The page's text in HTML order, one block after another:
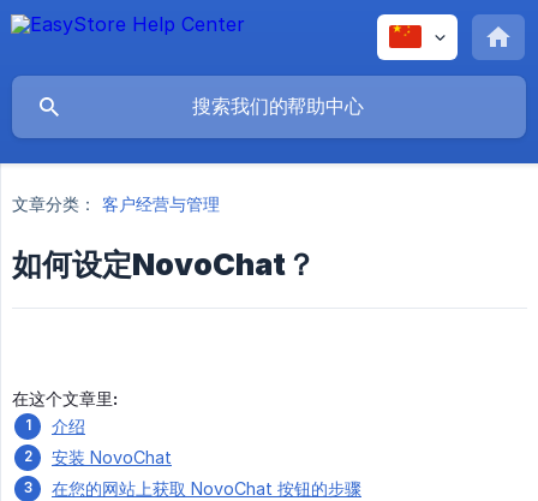
文章分类： 客户经营与管理
如何设定NovoChat？
在这个文章里:
介绍
安装 NovoChat
在您的网站上获取 NovoChat 按钮的步骤